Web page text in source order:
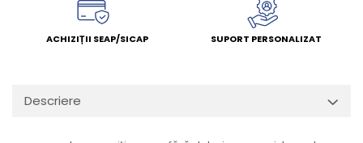
ACHIZIȚII SEAP/SICAP SUPORT PERSONALIZAT
Descriere